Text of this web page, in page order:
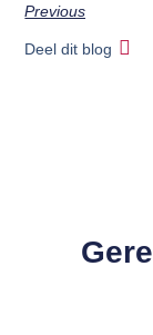
Previous
Deel dit blog